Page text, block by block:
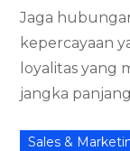
Jaga
kepercayaan
loyalitas
jangka
Sales &